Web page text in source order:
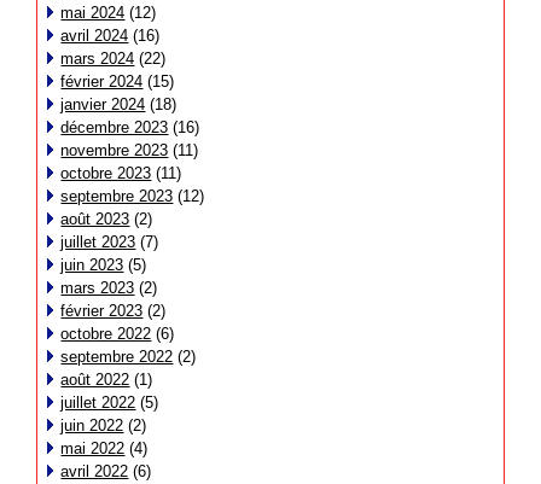
mai 2024 (12)
avril 2024 (16)
mars 2024 (22)
février 2024 (15)
janvier 2024 (18)
décembre 2023 (16)
novembre 2023 (11)
octobre 2023 (11)
septembre 2023 (12)
août 2023 (2)
juillet 2023 (7)
juin 2023 (5)
mars 2023 (2)
février 2023 (2)
octobre 2022 (6)
septembre 2022 (2)
août 2022 (1)
juillet 2022 (5)
juin 2022 (2)
mai 2022 (4)
avril 2022 (6)